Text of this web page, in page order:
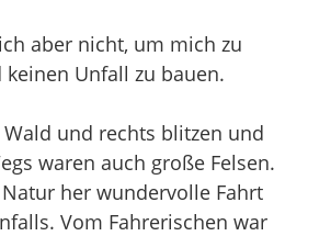
aber nicht, um mich zu
Unfall zu bauen.
und rechts blitzen und
waren auch große Felsen.
her wundervolle Fahrt
Vom Fahrerischen war